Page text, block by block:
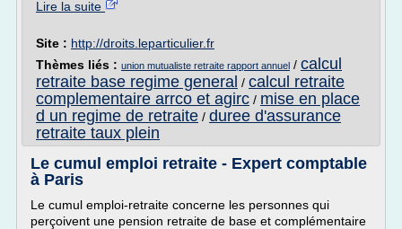
Lire la suite
Site : http://droits.leparticulier.fr
Thèmes liés : union mutualiste retraite rapport annuel / calcul
retraite base regime general / calcul retraite
complementaire arrco et agirc / mise en place
d un regime de retraite / duree d'assurance
retraite taux plein
Le cumul emploi retraite - Expert comptable
à Paris
Le cumul emploi-retraite concerne les personnes qui
perçoivent une pension retraite de base et complémentaire